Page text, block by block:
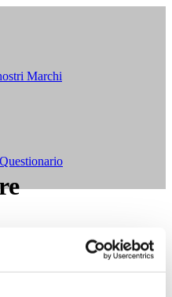
Marchi
Questionario